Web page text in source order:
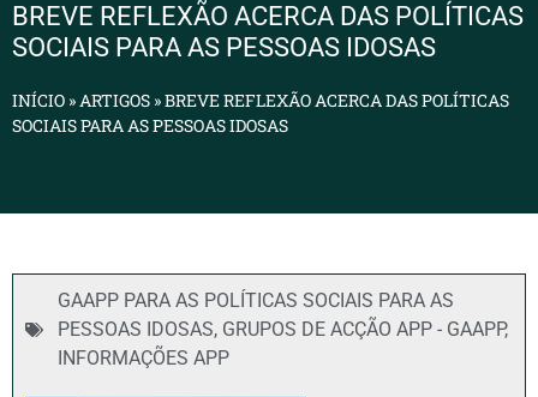
BREVE REFLEXÃO ACERCA DAS POLÍTICAS
SOCIAIS PARA AS PESSOAS IDOSAS
INÍCIO »ARTIGOS »BREVE REFLEXÃO ACERCA DAS POLÍTICAS
SOCIAIS PARA AS PESSOAS IDOSAS
GAAPP PARA AS POLÍTICAS SOCIAIS PARA AS
PESSOAS IDOSAS, GRUPOS DE ACÇÃO APP - GAAPP,
INFORMAÇÕES APP